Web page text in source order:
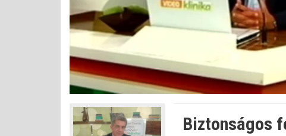
kikapcsolva
Betöltve :
0%
Állapot:
0%
Biztonságos